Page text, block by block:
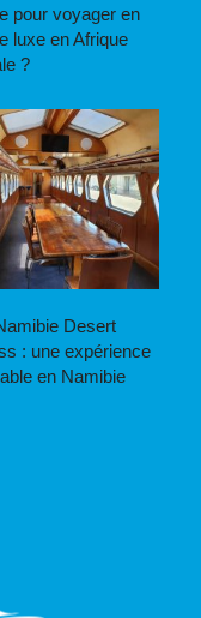
pour voyager en
luxe en Afrique
?
Desert
: une expérience
en Namibie